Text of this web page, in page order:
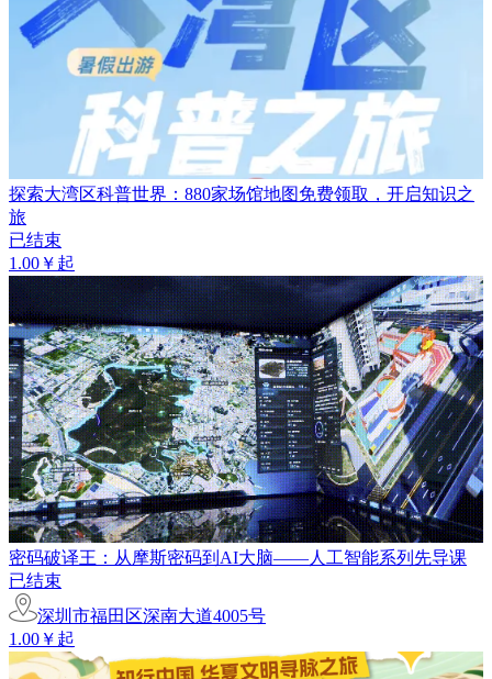
探索大湾区科普世界：880家场馆地图免费领取，开启知识之
旅
已结束
1.00￥起
密码破译王：从摩斯密码到AI大脑——人工智能系列先导课
已结束
深圳市福田区深南大道4005号
1.00￥起